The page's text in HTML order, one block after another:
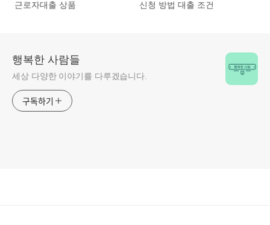
근로자대출 상품
신청 방법 대출 조건
행복한 사람들
세상 다양한 이야기를 다루겠습니다.
구독하기